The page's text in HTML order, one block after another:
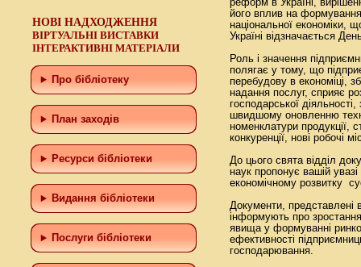
НОВІ НАДХОДЖЕННЯ
ВІРТУАЛЬНІ ВИСТАВКИ
ІНТЕРАКТИВНІ МАТЕРІАЛИ
Про бібліотеку
План заходів
Ресурси бібліотеки
Видання бібліотеки
Послуги бібліотеки
реформ в Україні,
його вплив на
національної економіки,
Україні відзначається
Роль і значення
полягає у тому, що
перебудову в економіці,
надання послуг, сприяє
господарської
швидшому оновленню
номенклатури продукції,
конкуренції, нові робочі
До цього свята відділ
наук пропонує вашій
економічному розвитку
Документи, представлені
інформують про
явища у формуванні
ефективності
господарювання.